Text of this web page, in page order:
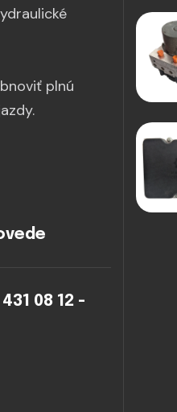
plnú
431 08 12 -